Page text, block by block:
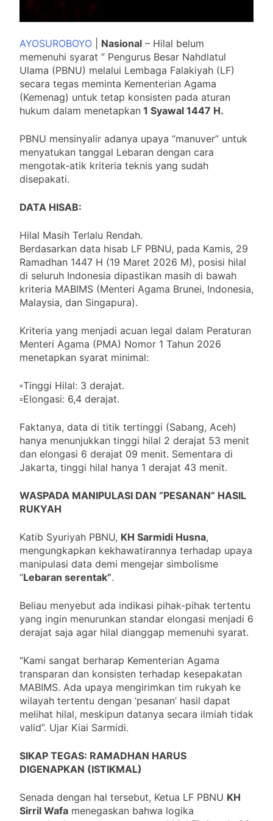
2026
4 Bulan Ago
Warga RT03 Bumiarjo
4 Bulan Ago
Berlinta Sembiring Sampaikan
Pesan Makna Jumat Agung
4 Bulan Ago
Terminal Joyoboyo Berawal
4 Bulan Ago
PBNU Tolak Upaya Paksaan
Lebaran Bareng
Pastor yang Baru Berkarya
Runtuhnya Penguasaan
Kekuatan Angkatan Laut
Global” AS dalam Perang Iran
5 Bulan Ago
6 Panduan Mengelola
Investasi Secara Efisien
dengan Aplikasi
Reksadana
5 Bulan Ago
Khamenei: Kesederhanaan
Pemimpin Iran Diuji
5 Bulan Ago
AYOSUROBOYO Nasional – Hilal belum
memenuhi syarat ” Pengurus Besar Nahdlatul
Ulama (PBNU) melalui Lembaga Falakiyah (LF)
secara tegas meminta Kementerian Agama
(Kemenag) untuk tetap konsisten pada aturan
hukum dalam menetapkan 1 Syawal 1447 H.
PBNU mensinyalir adanya upaya “manuver” untuk
menyatukan tanggal Lebaran dengan cara
mengotak-atik kriteria teknis yang sudah
disepakati.
DATA HISAB:
Hilal Masih Terlalu Rendah.
Berdasarkan data hisab LF PBNU, pada Kamis, 29
Ramadhan 1447 H (19 Maret 2026 M), posisi hilal
di seluruh Indonesia dipastikan masih di bawah
kriteria MABIMS (Menteri Agama Brunei, Indonesia,
Malaysia, dan Singapura).
Kriteria yang menjadi acuan legal dalam Peraturan
Menteri Agama (PMA) Nomor 1 Tahun 2026
menetapkan syarat minimal:
▫️Tinggi Hilal: 3 derajat.
▫️Elongasi: 6,4 derajat.
Faktanya, data di titik tertinggi (Sabang, Aceh)
hanya menunjukkan tinggi hilal 2 derajat 53 menit
dan elongasi 6 derajat 09 menit. Sementara di
Jakarta, tinggi hilal hanya 1 derajat 43 menit.
WASPADA MANIPULASI DAN “PESANAN” HASIL
RUKYAH
Katib Syuriyah PBNU, KH Sarmidi Husna,
mengungkapkan kekhawatirannya terhadap upaya
manipulasi data demi mengejar simbolisme
“Lebaran serentak”.
Beliau menyebut ada indikasi pihak-pihak tertentu
yang ingin menurunkan standar elongasi menjadi 6
derajat saja agar hilal dianggap memenuhi syarat.
“Kami sangat berharap Kementerian Agama
transparan dan konsisten terhadap kesepakatan
MABIMS. Ada upaya mengirimkan tim rukyah ke
wilayah tertentu dengan ‘pesanan’ hasil dapat
melihat hilal, meskipun datanya secara ilmiah tidak
valid”. Ujar Kiai Sarmidi.
SIKAP TEGAS: RAMADHAN HARUS
DIGENAPKAN (ISTIKMAL)
Senada dengan hal tersebut, Ketua LF PBNU KH
Sirril Wafa menegaskan bahwa logika